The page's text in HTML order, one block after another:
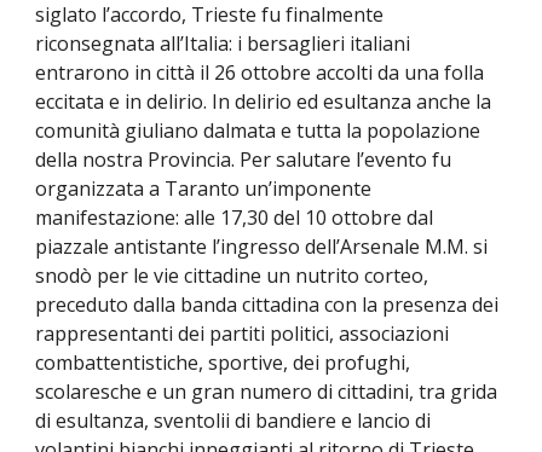
siglato l’accordo, Trieste fu finalmente
riconsegnata all’Italia: i bersaglieri italiani
entrarono in città il 26 ottobre accolti da una folla
eccitata e in delirio. In delirio ed esultanza anche la
comunità giuliano dalmata e tutta la popolazione
della nostra Provincia. Per salutare l’evento fu
organizzata a Taranto un’imponente
manifestazione: alle 17,30 del 10 ottobre dal
piazzale antistante l’ingresso dell’Arsenale M.M. si
snodò per le vie cittadine un nutrito corteo,
preceduto dalla banda cittadina con la presenza dei
rappresentanti dei partiti politici, associazioni
combattentistiche, sportive, dei profughi,
scolaresche e un gran numero di cittadini, tra grida
di esultanza, sventolii di bandiere e lancio di